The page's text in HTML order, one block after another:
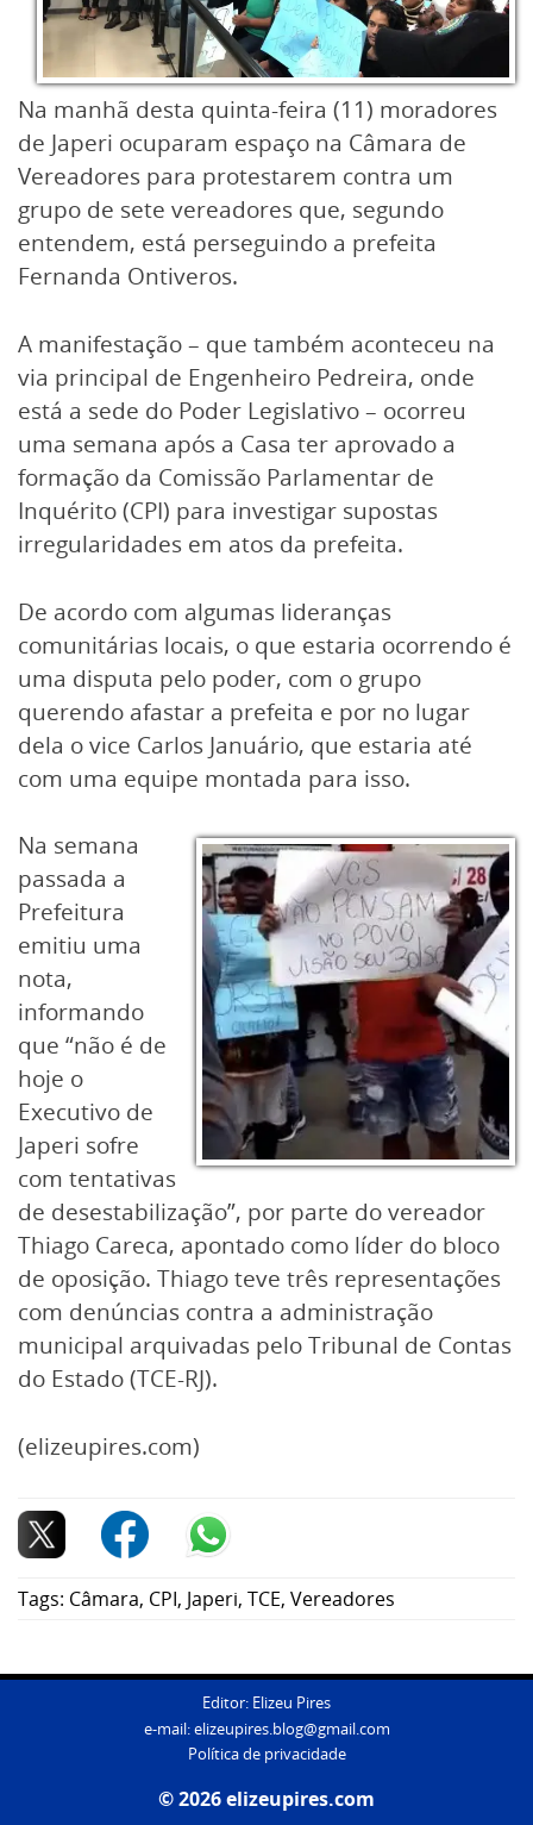
Na manhã desta quinta-feira (11) moradores
de Japeri ocuparam espaço na Câmara de
Vereadores para protestarem contra um
grupo de sete vereadores que, segundo
entendem, está perseguindo a prefeita
Fernanda Ontiveros.
A manifestação – que também aconteceu na
via principal de Engenheiro Pedreira, onde
está a sede do Poder Legislativo – ocorreu
uma semana após a Casa ter aprovado a
formação da Comissão Parlamentar de
Inquérito (CPI) para investigar supostas
irregularidades em atos da prefeita.
De acordo com algumas lideranças
comunitárias locais, o que estaria ocorrendo é
uma disputa pelo poder, com o grupo
querendo afastar a prefeita e por no lugar
dela o vice Carlos Januário, que estaria até
com uma equipe montada para isso.
Na semana
passada a
Prefeitura
emitiu uma
nota,
informando
que “não é de
hoje o
Executivo de
Japeri sofre
com tentativas
de desestabilização”, por parte do vereador
Thiago Careca, apontado como líder do bloco
de oposição. Thiago teve três representações
com denúncias contra a administração
municipal arquivadas pelo Tribunal de Contas
do Estado (TCE-RJ).
(elizeupires.com)
Tags: Câmara, CPI, Japeri, TCE, Vereadores
Editor: Elizeu Pires
e-mail:elizeupires.blog@gmail.com
Política de privacidade
© 2026 elizeupires.com